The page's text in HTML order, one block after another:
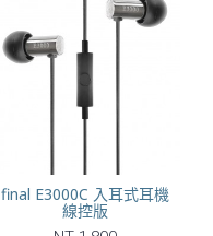
final E3000C 入耳式耳機
線控版